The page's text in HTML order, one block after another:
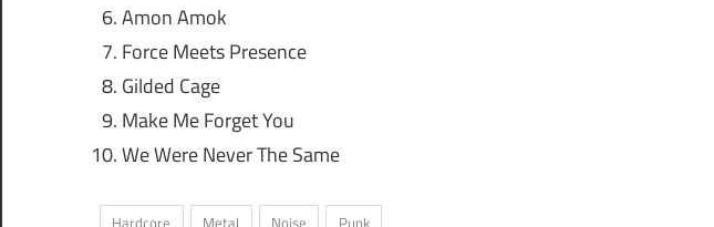
Amon Amok
Force Meets Presence
Gilded Cage
Make Me Forget You
We Were Never The Same
Hardcore Metal Noise Punk